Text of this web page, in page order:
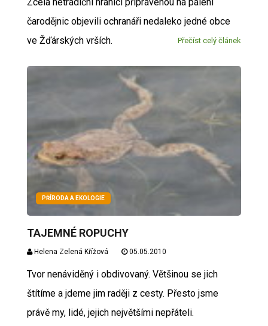
Zcela netradiční hranici připravenou na pálení
čarodějnic objevili ochranáři nedaleko jedné obce
ve Žďárských vrších.
Přečíst celý článek
PŘÍRODA A EKOLOGIE
TAJEMNÉ ROPUCHY
Helena Zelená Křížová 05.05.2010
Tvor nenáviděný i obdivovaný. Většinou se jich
štítíme a jdeme jim raději z cesty. Přesto jsme
právě my, lidé, jejich největšími nepřáteli.